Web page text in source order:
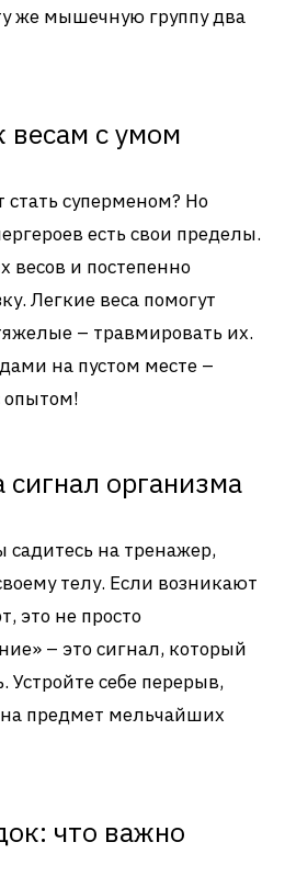
же мышечную группу два
весам с умом
стать суперменом? Но
есть свои пределы.
весов и постепенно
Легкие веса помогут
– травмировать их.
на пустом месте –
опытом!
организма
на тренажер,
телу. Если возникают
это не просто
– это сигнал, который
Устройте себе перерыв,
на предмет мельчайших
что важно